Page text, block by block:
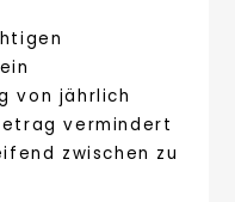
von jährlich
vermindert
zwischen zu